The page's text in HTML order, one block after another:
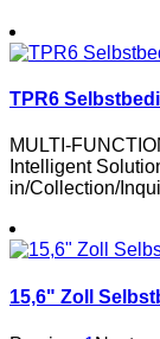
TPR6
MULTI-
Intelligent
in/Collection/
15,6" Zoll